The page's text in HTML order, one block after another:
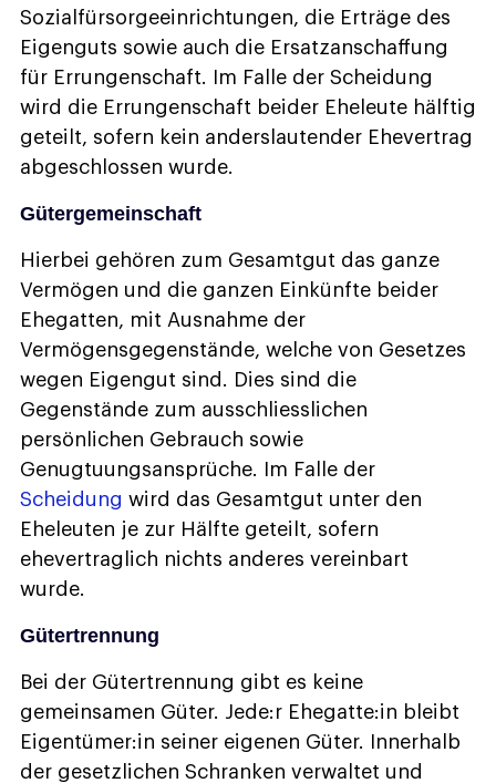
Sozialfürsorgeeinrichtungen, die Erträge des
Eigenguts sowie auch die Ersatzanschaffung
für Errungenschaft. Im Falle der Scheidung
wird die Errungenschaft beider Eheleute hälftig
geteilt, sofern kein anderslautender Ehevertrag
abgeschlossen wurde.
Gütergemeinschaft
Hierbei gehören zum Gesamtgut das ganze
Vermögen und die ganzen Einkünfte beider
Ehegatten, mit Ausnahme der
Vermögensgegenstände, welche von Gesetzes
wegen Eigengut sind. Dies sind die
Gegenstände zum ausschliesslichen
persönlichen Gebrauch sowie
Genugtuungsansprüche. Im Falle der
Scheidung wird das Gesamtgut unter den
Eheleuten je zur Hälfte geteilt, sofern
ehevertraglich nichts anderes vereinbart
wurde.
Gütertrennung
Bei der Gütertrennung gibt es keine
gemeinsamen Güter. Jede:r Ehegatte:in bleibt
Eigentümer:in seiner eigenen Güter. Innerhalb
der gesetzlichen Schranken verwaltet und